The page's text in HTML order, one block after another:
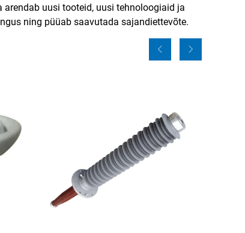
uusi tooteid, uusi tehnoloogiaid ja
ning püüab saavutada sajandiettevõte.